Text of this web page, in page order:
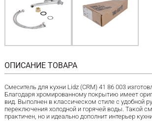
ОПИСАНИЕ ТОВАРА
Смеситель для кухни Lidz (CRM) 41 86 003
Благодаря хромированному покрытию имеет
вид. Выполнен в классическом стиле с удобной
переключения холодной и горячей воды. Такой
практичен, но и идеально дополнит интерьер